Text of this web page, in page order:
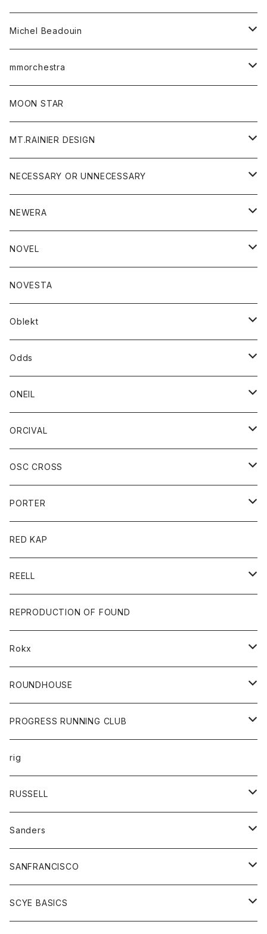
ポロシャツ
ロングスリーブTシャツ
フリース
ベルト
Michel Beadouin
トップス
ジャケット
ニット
パンツ
mmorchestra
帽子
MOON STAR
MT.RAINIER DESIGN
アウター
コート
ジャケット
アクセサリー
バッグ
グッズ
ウォレット
靴
トップス
ジャケット
シャツ
ボトム
ショートパンツ
パンツ
レディース
シャツ
Tシャツ
NECESSARY OR UNNECESSARY
アウター
コート
ジャケット
アクセサリー
バッグ
ブレスレット
グッズ
靴
ストール/マフラー
トップス
シャツ
シャツジャケット
ロングスリーブＴシャツ
ボトム
ショートパンツ
ジーンズ
NEWERA
帽子
NOVEL
トップス
カットソー
スエット
ボトム
NOVESTA
Oblekt
ボトム
ショートパンツ
パンツ
レディース
ボトム
Odds
帽子
ONEIL
スカート
ORCIVAL
アウター
コート
ジャケット
アクセサリー
バッグ
キッズ
Tシャツ
帽子
グッズ
靴
バック
トップス
カットソー
カーディガン
ニット
ベスト
ボトムス
ショートパンツ
パンツ
レディース
カットソー
コート
ボトム
OSC CROSS
ダウンジャケット
PORTER
カードホルダー
キーホルダー
財布
バック
RED KAP
REELL
パンツ
ショートパンツ
REPRODUCTION OF FOUND
Rokx
ボトム
ROUNDHOUSE
エプロン
キッズ
オーバーオール
ボトム
ペインターパンツ
PROGRESS RUNNING CLUB
トップス
Tシャツ
グッズ
帽子
rig
RUSSELL
アウター
コート
パーカー
スカート
Tシャツ
Sanders
グッズ
靴
SANFRANCISCO
アウター
SCYE BASICS